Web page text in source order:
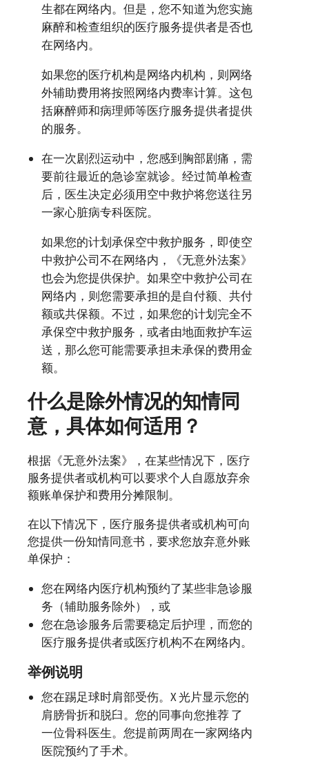
生都在网络内。但是，您不知道为您实施
麻醉和检查组织的医疗服务提供者是否也
在网络内。
如果您的医疗机构是网络内机构，则网络
外辅助费用将按照网络内费率计算。这包
括麻醉师和病理师等医疗服务提供者提供
的服务。
在一次剧烈运动中，您感到胸部剧痛，需
要前往最近的急诊室就诊。经过简单检查
后，医生决定必须用空中救护将您送往另
一家心脏病专科医院。
如果您的计划承保空中救护服务，即使空
中救护公司不在网络内，《无意外法案》
也会为您提供保护。如果空中救护公司在
网络内，则您需要承担的是自付额、共付
额或共保额。不过，如果您的计划完全不
承保空中救护服务，或者由地面救护车运
送，那么您可能需要承担未承保的费用金
额。
什么是除外情况的知情同
意，具体如何适用？
根据《无意外法案》，在某些情况下，医疗
服务提供者或机构可以要求个人自愿放弃余
额账单保护和费用分摊限制。
在以下情况下，医疗服务提供者或机构可向
您提供一份知情同意书，要求您放弃意外账
单保护：
您在网络内医疗机构预约了某些非急诊服
务（辅助服务除外），或
您在急诊服务后需要稳定后护理，而您的
医疗服务提供者或医疗机构不在网络内。
举例说明
您在踢足球时肩部受伤。X 光片显示您的
肩膀骨折和脱臼。您的同事向您推荐 了
一位骨科医生。您提前两周在一家网络内
医院预约了手术。